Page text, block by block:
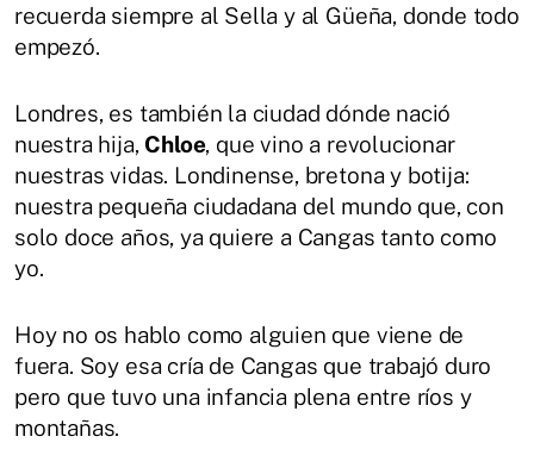
recuerda siempre al Sella y al Güeña, donde todo
empezó.
Londres, es también la ciudad dónde nació
nuestra hija, Chloe, que vino a revolucionar
nuestras vidas. Londinense, bretona y botija:
nuestra pequeña ciudadana del mundo que, con
solo doce años, ya quiere a Cangas tanto como
yo.
Hoy no os hablo como alguien que viene de
fuera. Soy esa cría de Cangas que trabajó duro
pero que tuvo una infancia plena entre ríos y
montañas.